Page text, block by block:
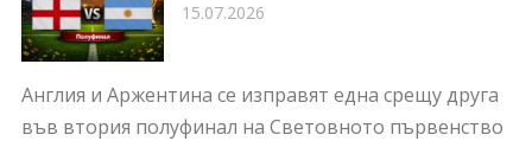
15.07.2026
Англия и Аржентина се изправят една срещу друга
във втория полуфинал на Световното първенство